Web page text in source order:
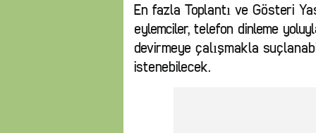
En fazla Toplantı ve Gösteri
eylemciler, telefon dinleme
devirmeye çalışmakla
istenebilecek.